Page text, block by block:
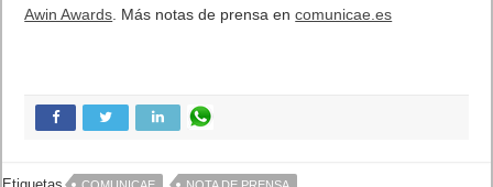
Awin Awards . Más notas de prensa encomunicae.es